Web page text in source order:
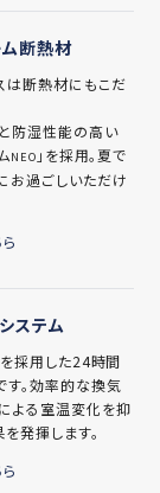
ム断熱材
は断熱材にもこだ
防湿性能の高い
NEO 」を採用。夏で
お過ごしいただけ
ステム
を採用した24時間
す。効率的な換気
よる室温変化を抑
発揮します。